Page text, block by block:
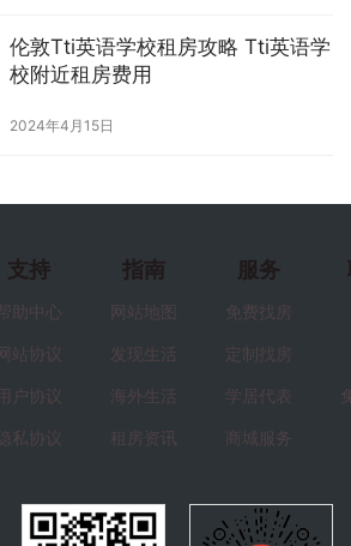
伦敦Tti英语学校租房攻略 Tti英语学
校附近租房费用
2024年4月15日
支持
助中心
站协议
户协议
私协议
指南
网站地图
发现生活
海外生活
租房资讯
服务
免费找房
定制找房
学居代表
商城服务